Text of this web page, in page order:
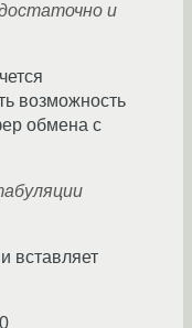
и
возможность
обмена с
вставляет